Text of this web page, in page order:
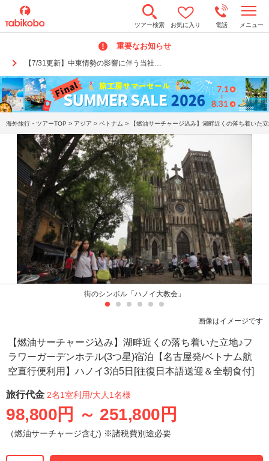
ツアー検索 お気に入り 電話 メニュー
重要なお知らせ
【7/31更新】中東情勢の影響に伴う当社…
o
n
a
v
i
g
a
t
i
海外旅行・ツアーTOP > アジア > ベトナム > 【燃油サーチャージ込み】湖畔近くの落ち着い
街のシンボル「ハノイ大教会」
画像はイメージです
【燃油サーチャージ込み】湖畔近くの落ち着いた立地♪フ
ラワーガーデンホテル(3つ星)宿泊【名古屋発/ベトナム航
空直行便利用】ハノイ3泊5日[往復日本語送迎＆全朝食付]
旅行代金 2名1室利用/大人1名様
98,800円 ～ 251,800円
（燃油サーチャージ含む) ※諸税費別途必要